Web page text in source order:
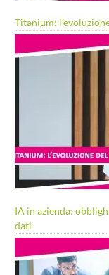
Titanium:
IA in azienda:
dati